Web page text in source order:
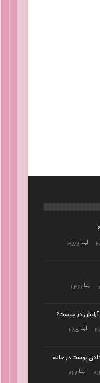
3,891
1,361
آرایش در چیست؟
285
پوست در خانه
262